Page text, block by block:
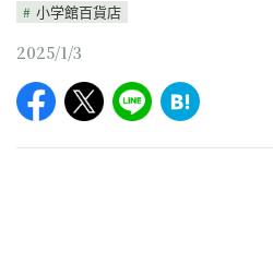
小学館百貨店
2025/1/3